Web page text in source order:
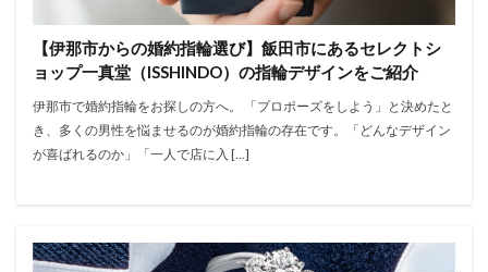
【伊那市からの婚約指輪選び】飯田市にあるセレクトシ
ョップ一真堂（ISSHINDO）の指輪デザインをご紹介
伊那市で婚約指輪をお探しの方へ。 「プロポーズをしよう」と決めたと
き、多くの男性を悩ませるのが婚約指輪の存在です。「どんなデザイン
が喜ばれるのか」「一人で店に入 […]